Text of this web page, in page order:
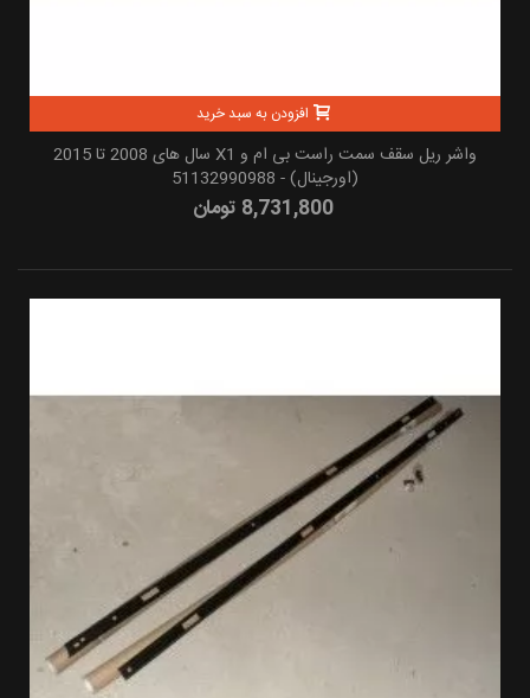
افزودن به سبد خرید
واشر ریل سقف سمت راست بی ام و X1 سال های 2008 تا 2015
(اورجینال) - 51132990988
8,731,800 تومان